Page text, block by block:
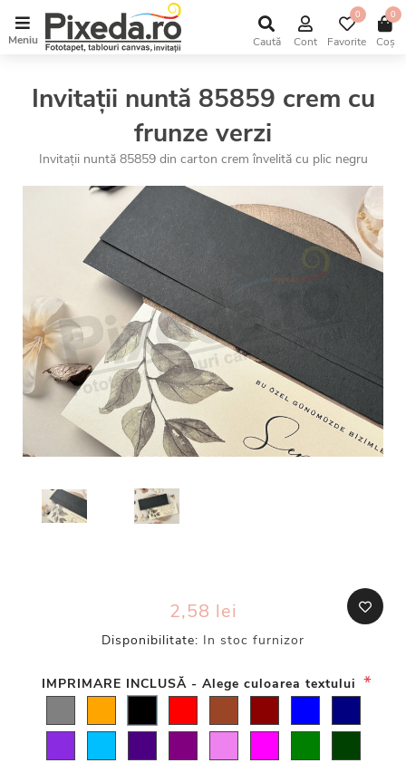
Meniu Caută Cont Favorite
0
Coș
0
Invitații nuntă 85859 crem cu
frunze verzi
Invitații nuntă 85859 din carton crem învelită cu plic negru
2,58 lei
Disponibilitate: In stoc furnizor
IMPRIMARE INCLUSĂ - Alege culoarea textului *